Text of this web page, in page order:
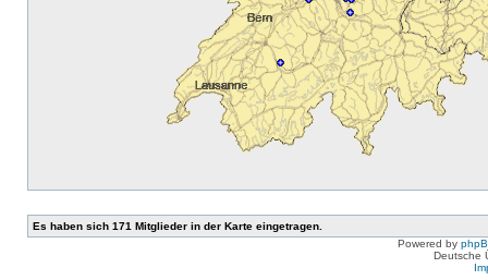
Es haben sich 171 Mitglieder in der Karte eingetragen.
Powered by
Deutsche